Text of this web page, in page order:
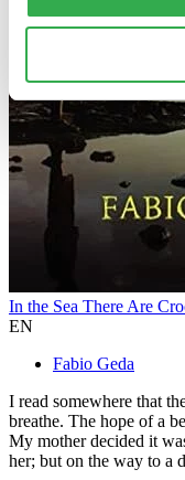
In the Sea There Are
EN
Fabio Geda
I read somewhere that
breathe. The hope of a
My mother decided it
her; but on the way to a